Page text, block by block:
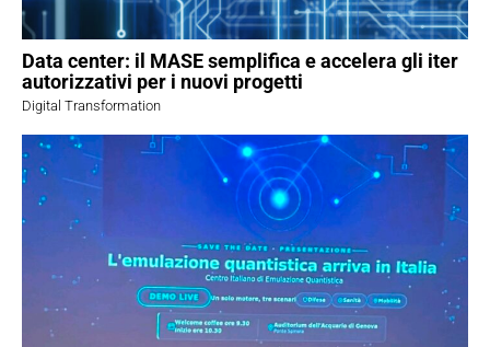
Data center: il MASE semplifica e accelera gli iter
autorizzativi per i nuovi progetti
Digital Transformation